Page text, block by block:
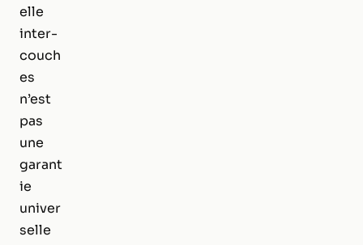
elle
inter-
couch
es
n’est
pas
une
garant
ie
univer
selle